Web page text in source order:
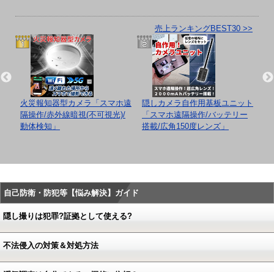
売上ランキングBEST30 >>
火災報知器型カメラ「スマホ遠
隔操作/赤外線暗視(不可視光)/
動体検知」
隠しカメラ自作用基板ユニット
「スマホ遠隔操作/バッテリー
搭載/広角150度レンズ」
自己防衛・防犯等【悩み解決】ガイド
隠し撮りは犯罪?証拠として使える?
不法侵入の対策＆対処方法